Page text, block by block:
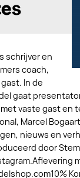
schrijver en
coach,
In de
gaat
vaste gast en
Marcel
nieuws en
door